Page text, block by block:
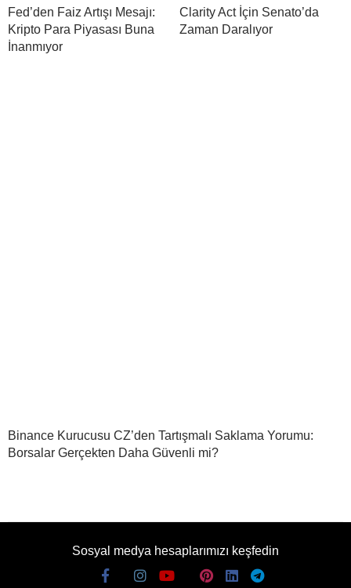
Fed’den Faiz Artışı Mesajı:
Kripto Para Piyasası Buna
İnanmıyor
Clarity Act İçin Senato’da
Zaman Daralıyor
Binance Kurucusu CZ’den Tartışmalı Saklama Yorumu:
Borsalar Gerçekten Daha Güvenli mi?
Sosyal medya hesaplarımızı keşfedin